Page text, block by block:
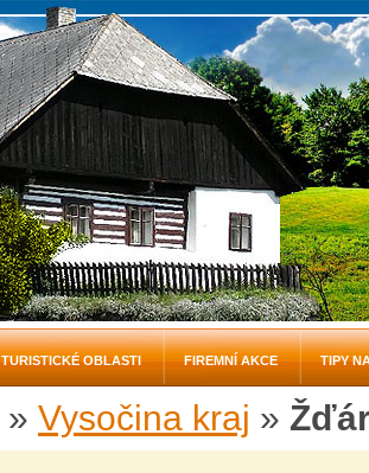
» Vysočina kraj »
TURISTICKÉ OBLASTI FIREMNÍ AKCE TIPY